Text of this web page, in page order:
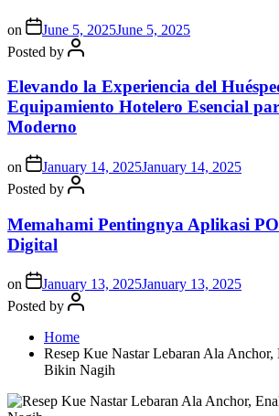
on June 5, 2025June 5, 2025
Posted by
Elevando la Experiencia del
Equipamiento Hotelero Esencial
Moderno
on January 14, 2025January 14, 2025
Posted by
Memahami Pentingnya Aplikasi
Digital
on January 13, 2025January 13, 2025
Posted by
Home
Resep Kue Nastar Lebaran Ala
Bikin Nagih